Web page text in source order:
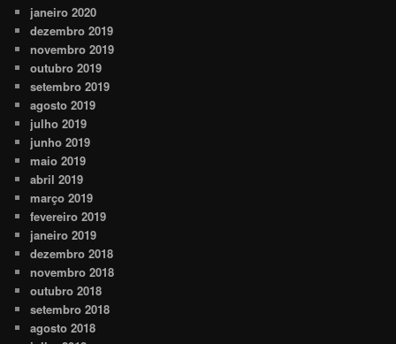
janeiro 2020
dezembro 2019
novembro 2019
outubro 2019
setembro 2019
agosto 2019
julho 2019
junho 2019
maio 2019
abril 2019
março 2019
fevereiro 2019
janeiro 2019
dezembro 2018
novembro 2018
outubro 2018
setembro 2018
agosto 2018